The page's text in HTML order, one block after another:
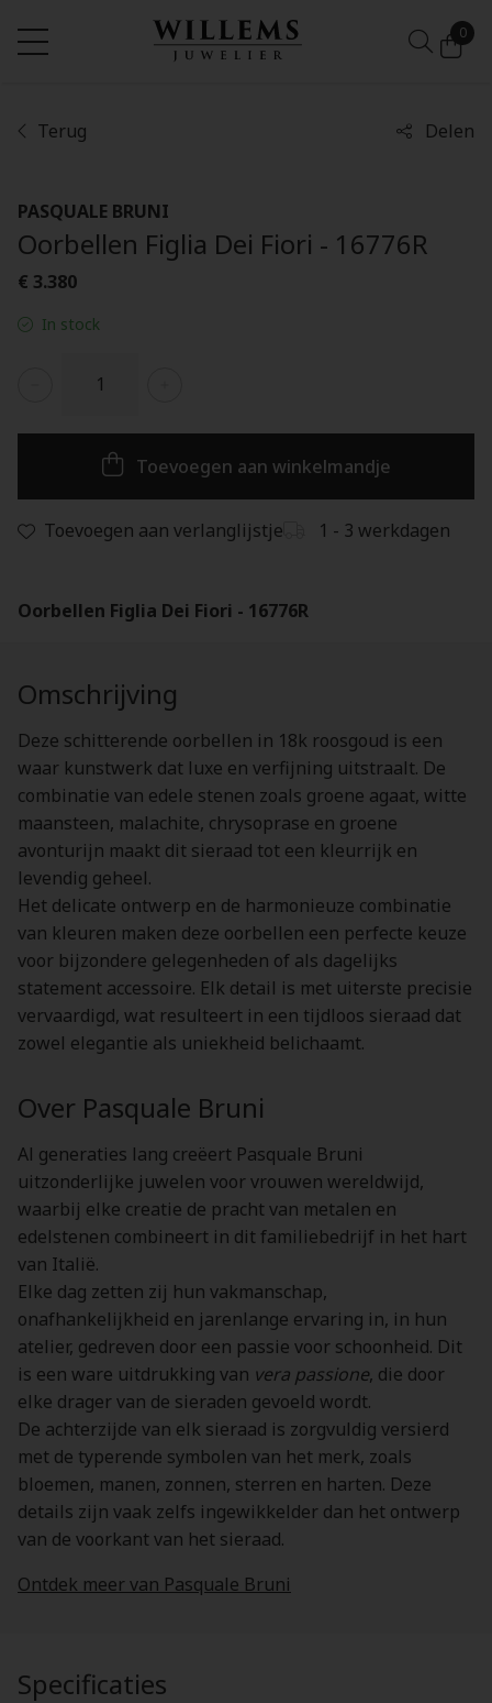
0
Terug Delen
PASQUALE BRUNI
Oorbellen Figlia Dei Fiori - 16776R
€ 3.380
In stock
Toevoegen aan winkelmandje
Toevoegen aan verlanglijstje 1 - 3 werkdagen
Oorbellen Figlia Dei Fiori - 16776R
Omschrijving
Deze schitterende oorbellen in 18k roosgoud is een
waar kunstwerk dat luxe en verfijning uitstraalt. De
combinatie van edele stenen zoals groene agaat, witte
maansteen, malachite, chrysoprase en groene
avonturijn maakt dit sieraad tot een kleurrijk en
levendig geheel.
Het delicate ontwerp en de harmonieuze combinatie
van kleuren maken deze oorbellen een perfecte keuze
voor bijzondere gelegenheden of als dagelijks
statement accessoire. Elk detail is met uiterste precisie
vervaardigd, wat resulteert in een tijdloos sieraad dat
zowel elegantie als uniekheid belichaamt.
Over Pasquale Bruni
Al generaties lang creëert Pasquale Bruni
uitzonderlijke juwelen voor vrouwen wereldwijd,
waarbij elke creatie de pracht van metalen en
edelstenen combineert in dit familiebedrijf in het hart
van Italië.
Elke dag zetten zij hun vakmanschap,
onafhankelijkheid en jarenlange ervaring in, in hun
atelier, gedreven door een passie voor schoonheid. Dit
is een ware uitdrukking van vera passione, die door
elke drager van de sieraden gevoeld wordt.
De achterzijde van elk sieraad is zorgvuldig versierd
met de typerende symbolen van het merk, zoals
bloemen, manen, zonnen, sterren en harten. Deze
details zijn vaak zelfs ingewikkelder dan het ontwerp
van de voorkant van het sieraad.
Ontdek meer van Pasquale Bruni
Specificaties